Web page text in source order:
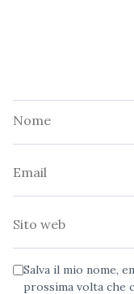
Salva il mio nome,
prossima volta che